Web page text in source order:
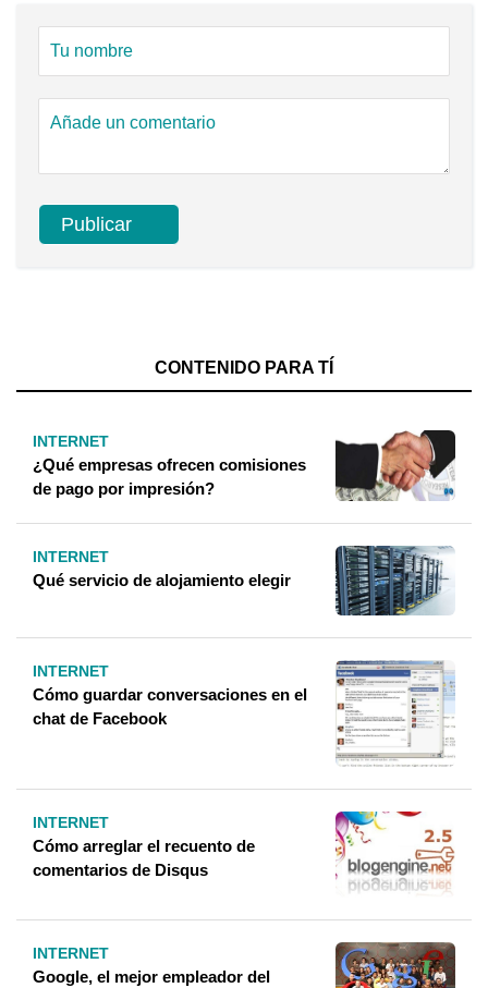
CONTENIDO PARA TÍ
INTERNET
¿Qué empresas ofrecen comisiones
de pago por impresión?
INTERNET
Qué servicio de alojamiento elegir
INTERNET
Cómo guardar conversaciones en el
chat de Facebook
INTERNET
Cómo arreglar el recuento de
comentarios de Disqus
INTERNET
Google, el mejor empleador del